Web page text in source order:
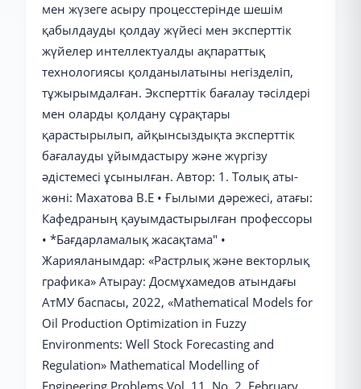
мен жүзеге асыру процесстерінде шешім
қабылдауды қолдау жүйесі мен эксперттік
жүйелер интеллектуалды ақпараттық
технологиясы қолданылатыны негізделіп,
тұжырымдалған. Эксперттік бағалау тәсілдері
мен оларды қолдану сұрақтары
қарастырылып, айқынсыздықта эксперттік
бағалауды ұйымдастыру және жүргізу
әдістемесі ұсынылған. Автор: 1. Толық аты-
жөні: Махатова В.Е • Ғылыми дәрежесі, атағы:
Кафедраның қауымдастырылған профессоры
• *Бағдарламалық жасақтама" •
Жарияланымдар: «Растрлық және векторлық
графика» Атырау: Досмұхамедов атындағы
АтМУ баспасы, 2022, «Mathematical Models for
Oil Production Optimization in Fuzzy
Environments: Well Stock Forecasting and
Regulation» Mathematical Modelling of
Engineering Problems Vol. 11, No. 2, February,